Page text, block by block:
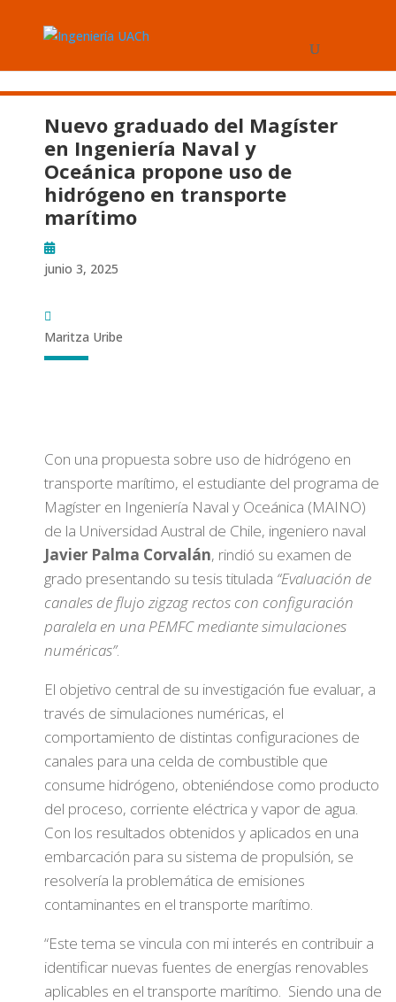
Nuevo graduado del Magíster
en Ingeniería Naval y
Oceánica propone uso de
hidrógeno en transporte
marítimo
junio 3, 2025
Maritza Uribe
Con una propuesta sobre uso de hidrógeno en
transporte marítimo, el estudiante del programa de
Magíster en Ingeniería Naval y Oceánica (MAINO)
de la Universidad Austral de Chile, ingeniero naval
Javier Palma Corvalán, rindió su examen de
grado presentando su tesis titulada “Evaluación de
canales de flujo zigzag rectos con configuración
paralela en una PEMFC mediante simulaciones
numéricas”.
El objetivo central de su investigación fue evaluar, a
través de simulaciones numéricas, el
comportamiento de distintas configuraciones de
canales para una celda de combustible que
consume hidrógeno, obteniéndose como producto
del proceso, corriente eléctrica y vapor de agua.
Con los resultados obtenidos y aplicados en una
embarcación para su sistema de propulsión, se
resolvería la problemática de emisiones
contaminantes en el transporte marítimo.
“Este tema se vincula con mi interés en contribuir a
identificar nuevas fuentes de energías renovables
aplicables en el transporte marítimo. Siendo una de